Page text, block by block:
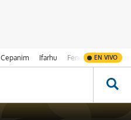
Cepanim Ifarhu Fenómeno de El
EN VIVO